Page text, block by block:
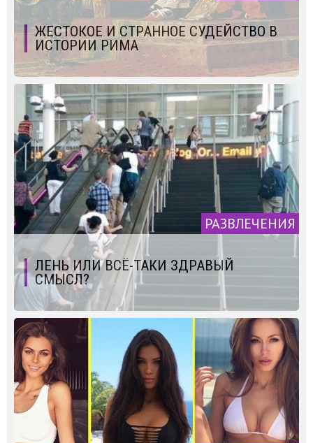
ЖЕСТОКОЕ И СТРАННОЕ СУДЕЙСТВО В
ИСТОРИИ РИМА
РАЗВЛЕЧЕНИЯ
ЛЕНЬ ИЛИ ВСЁ-ТАКИ ЗДРАВЫЙ
СМЫСЛ?